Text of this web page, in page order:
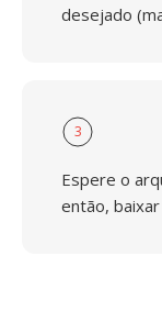
desejado
3
Espere o
então,